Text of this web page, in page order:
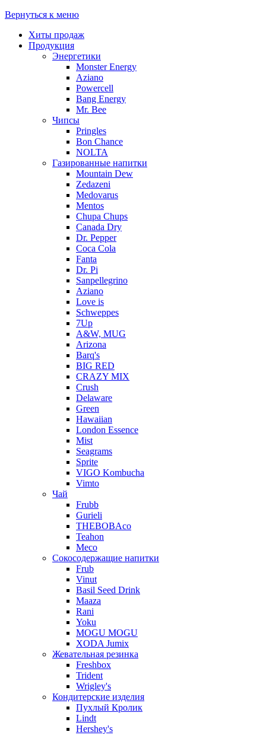
Вернуться к меню
Хиты продаж
Продукция
Энергетики
Monster Energy
Aziano
Powercell
Bang Energy
Mr. Bee
Чипсы
Pringles
Bon Chance
NOLTA
Газированные напитки
Mountain Dew
Zedazeni
Medovarus
Mentos
Chupa Chups
Canada Dry
Dr. Pepper
Coca Cola
Fanta
Dr. Pi
Sanpellegrino
Aziano
Love is
Schweppes
7Up
A&W, MUG
Arizona
Barq's
BIG RED
CRAZY MIX
Crush
Delaware
Green
Hawaiian
London Essence
Mist
Seagrams
Sprite
VIGO Kombucha
Vimto
Чай
Frubb
Gurieli
THEBOBAco
Teahon
Meco
Сокосодержащие напитки
Frub
Vinut
Basil Seed Drink
Maaza
Rani
Yoku
MOGU MOGU
XODA Jumix
Жевательная резинка
Freshbox
Trident
Wrigley's
Кондитерские изделия
Пухлый Кролик
Lindt
Hershey's